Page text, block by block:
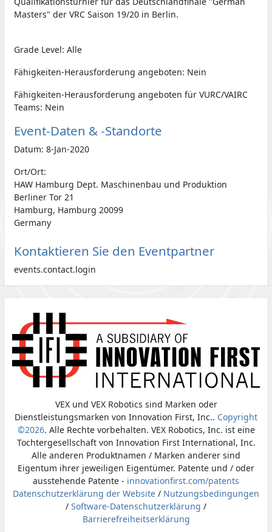
Masters" der VRC Saison 19/20 in Berlin.
Grade Level: Alle
Fähigkeiten-Herausforderung angeboten: Nein
Fähigkeiten-Herausforderung angeboten für VURC/VAIRC
Teams: Nein
Event-Daten & -Standorte
Datum: 8-Jan-2020
Ort/Ort:
HAW Hamburg Dept. Maschinenbau und Produktion
Berliner Tor 21
Hamburg, Hamburg 20099
Germany
Kontaktieren Sie den Eventpartner
events.contact.login
VEX und VEX Robotics sind Marken oder
Dienstleistungsmarken von Innovation First, Inc.. Copyright
©2026. Alle Rechte vorbehalten. VEX Robotics, Inc. ist eine
Tochtergesellschaft von Innovation First International, Inc.
Alle anderen Produktnamen / Marken anderer sind
Eigentum ihrer jeweiligen Eigentümer. Patente und / oder
ausstehende Patente - innovationfirst.com/patents
Datenschutzerklärung der Website / Nutzungsbedingungen
/ Software-Datenschutzerklärung /
Barrierefreiheitserklärung